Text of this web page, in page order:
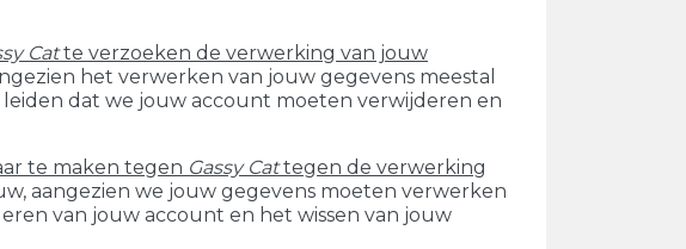
Catte verzoeken de verwerking van jouw
het verwerken van jouw gegevens meestal
dat we jouw account moeten verwijderen en
te maken tegen Gassy Cattegen de verwerking
aangezien we jouw gegevens moeten verwerken
van jouw account en het wissen van jouw